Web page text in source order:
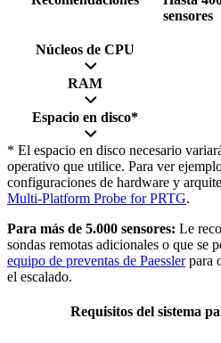
sensores
Núcleos de CPU
RAM
Espacio en disco*
* El espacio en disco necesario
operativo que utilice. Para ver
configuraciones de hardware y
Multi-Platform Probe for PRTG.
Para más de 5.000 sensores: Le
sondas remotas adicionales o que se
equipo de preventas de Paesslerpara
el escalado.
Requisitos del sistema